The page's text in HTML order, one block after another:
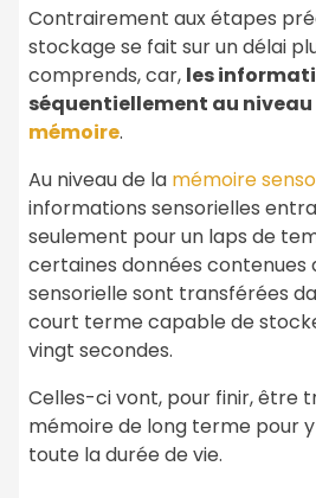
Contrairement aux étapes
stockage se fait sur un délai
comprends, car, les
séquentiellement au niveau
mémoire.
Au niveau de la mémoire
informations sensorielles
seulement pour un laps de
certaines données contenues
sensorielle sont transférées
court terme capable de
vingt secondes.
Celles-ci vont, pour finir, être
mémoire de long terme pour
toute la durée de vie.